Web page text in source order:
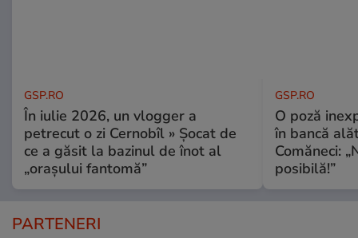
GSP.RO
În iulie 2026, un vlogger a
petrecut o zi Cernobîl » Șocat de
ce a găsit la bazinul de înot al
„orașului fantomă”
GSP.RO
O poză
în bancă
Comăneci:
posibilă!”
PARTENERI